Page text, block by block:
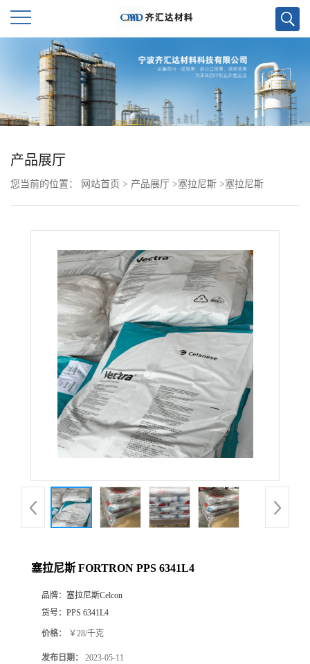
首
页
公
品
厅
产品展厅
您当前的位置： 网站首页 > 产品展厅 >塞拉尼斯 >塞拉尼斯
塞拉尼斯 FORTRON PPS 6341L4
品牌： 塞拉尼斯Celcon
货号： PPS 6341L4
价格： ￥28/千克
发布日期： 2023-05-11